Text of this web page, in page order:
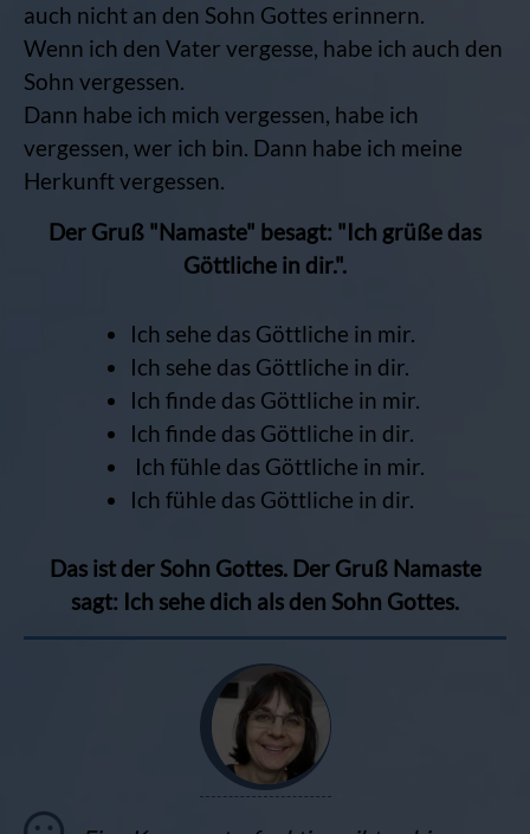
auch nicht an den Sohn Gottes erinnern.
Wenn ich den Vater vergesse, habe ich auch den
Sohn vergessen.
Dann habe ich mich vergessen, habe ich
vergessen, wer ich bin. Dann habe ich meine
Herkunft vergessen.
Der Gruß "Namaste" besagt: "Ich grüße das
Göttliche in dir.".
Ich sehe das Göttliche in mir.
Ich sehe das Göttliche in dir.
Ich finde das Göttliche in mir.
Ich finde das Göttliche in dir.
Ich fühle das Göttliche in mir.
Ich fühle das Göttliche in dir.
Das ist der Sohn Gottes. Der Gruß Namaste
sagt: Ich sehe dich als den Sohn Gottes.